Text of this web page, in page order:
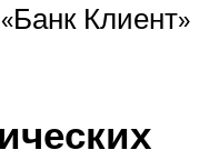
Клиент»